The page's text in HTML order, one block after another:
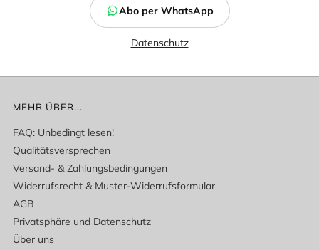
Abo per WhatsApp
Datenschutz
MEHR ÜBER...
FAQ: Unbedingt lesen!
Qualitätsversprechen
Versand- & Zahlungsbedingungen
Widerrufsrecht & Muster-Widerrufsformular
AGB
Privatsphäre und Datenschutz
Über uns